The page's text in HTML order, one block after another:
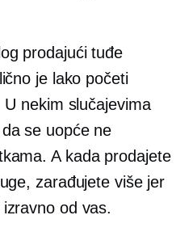
prodajući tuđe
je lako početi
nekim slučajevima
se uopće ne
A kada prodajete
zarađujete više jer
od vas.